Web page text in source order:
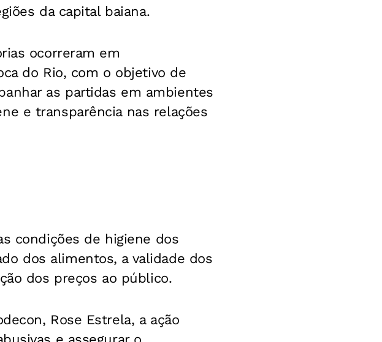
da capital baiana.
ocorreram em
do Rio, com o objetivo de
as partidas em ambientes
e transparência nas relações
condições de higiene dos
dos alimentos, a validade dos
dos preços ao público.
Rose Estrela, a ação